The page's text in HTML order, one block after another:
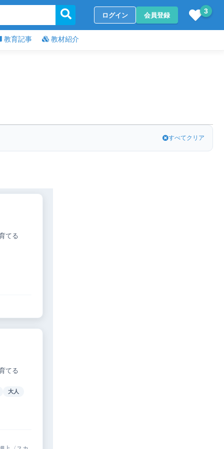
ログイン 会員登録 3
教育記事 教材紹介
すべてクリア
てる
てる
大人